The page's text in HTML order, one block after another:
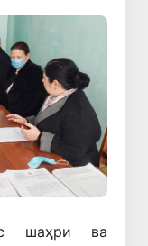
шаҳри ва